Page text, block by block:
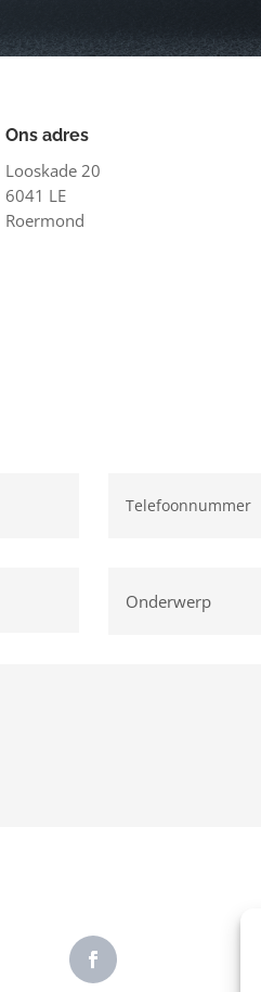
Ons adres
Looskade 20
6041 LE
Roermond